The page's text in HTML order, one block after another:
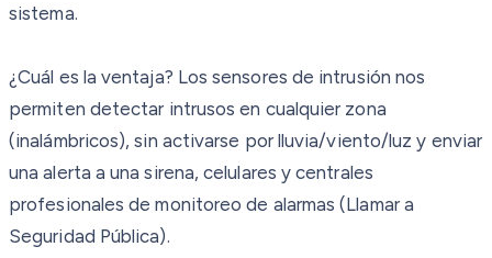
sistema.
¿Cuál es la ventaja? Los sensores de intrusión nos
permiten detectar intrusos en cualquier zona
(inalámbricos), sin activarse por lluvia/viento/luz y enviar
una alerta a una sirena, celulares y centrales
profesionales de monitoreo de alarmas (Llamar a
Seguridad Pública).